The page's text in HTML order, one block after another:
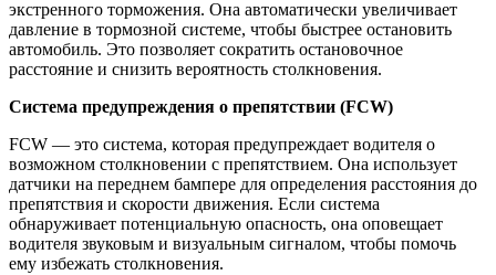
экстренного торможения. Она автоматически увеличивает
давление в тормозной системе, чтобы быстрее остановить
автомобиль. Это позволяет сократить остановочное
расстояние и снизить вероятность столкновения.
Система предупреждения о препятствии (FCW)
FCW — это система, которая предупреждает водителя о
возможном столкновении с препятствием. Она использует
датчики на переднем бампере для определения расстояния до
препятствия и скорости движения. Если система
обнаруживает потенциальную опасность, она оповещает
водителя звуковым и визуальным сигналом, чтобы помочь
ему избежать столкновения.